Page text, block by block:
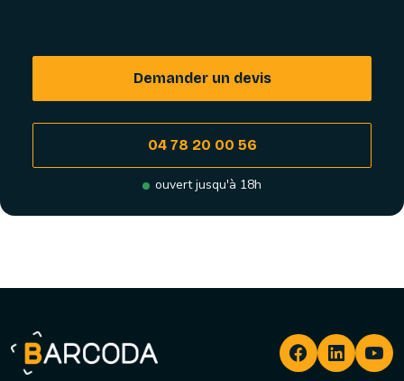
Demander un devis
04 78 20 00 56
ouvert jusqu'à 18h